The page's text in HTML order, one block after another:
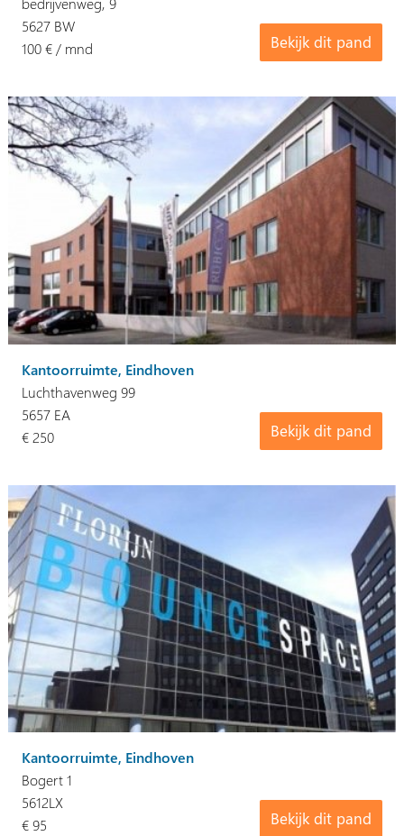
Bekijk dit pand
5627 BW
100 € / mnd
Kantoorruimte, Eindhoven
Luchthavenweg 99
Bekijk dit pand
5657 EA
€ 250
Kantoorruimte, Eindhoven
Bogert 1
Bekijk dit pand
5612LX
€ 95